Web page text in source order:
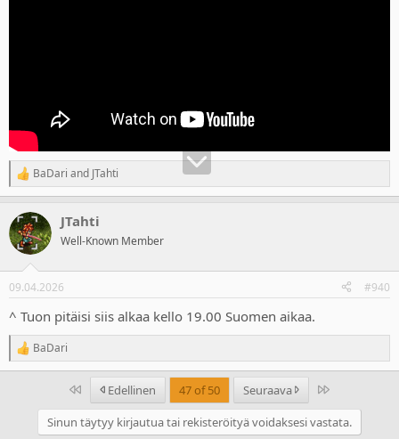
R
e
c
t
i
s
BaDari and JTahti
JTahti
Well-Known Member
09.04.2026 #940
^ Tuon pitäisi siis alkaa kello 19.00 Suomen aikaa.
R
e
BaDari
Ensimmäinen
Edellinen 47 of 50 Seuraava Last
Sinun täytyy kirjautua tai rekisteröityä voidaksesi vastata.